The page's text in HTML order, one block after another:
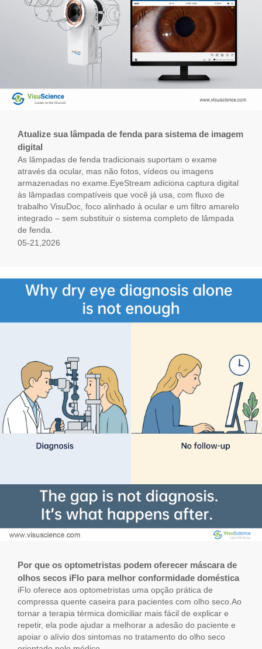
Atualize sua lâmpada de fenda para sistema de imagem
digital
As lâmpadas de fenda tradicionais suportam o exame
através da ocular, mas não fotos, vídeos ou imagens
armazenadas no exame.EyeStream adiciona captura digital
às lâmpadas compatíveis que você já usa, com fluxo de
trabalho VisuDoc, foco alinhado à ocular e um filtro amarelo
integrado – sem substituir o sistema completo de lâmpada
de fenda.
05-21,2026
Por que os optometristas podem oferecer máscara de
olhos secos iFlo para melhor conformidade doméstica
iFlo oferece aos optometristas uma opção prática de
compressa quente caseira para pacientes com olho seco.Ao
tornar a terapia térmica domiciliar mais fácil de explicar e
repetir, ela pode ajudar a melhorar a adesão do paciente e
apoiar o alívio dos sintomas no tratamento do olho seco